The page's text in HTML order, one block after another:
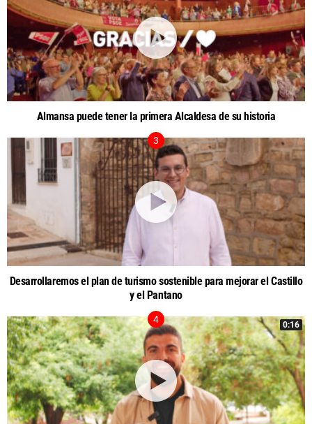
Almansa puede tener la primera Alcaldesa de su historia
Desarrollaremos el plan de turismo sostenible para mejorar el Castillo
y el Pantano
0:16